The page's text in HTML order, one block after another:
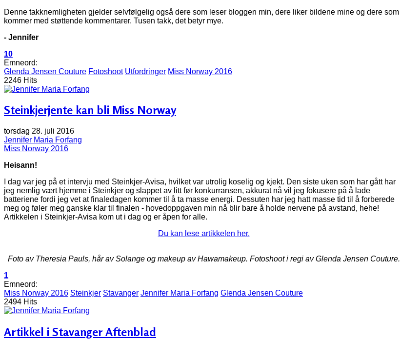
Denne takknemligheten gjelder selvfølgelig også dere som leser bloggen min, dere liker bildene mine og dere som
kommer med støttende kommentarer. Tusen takk, det betyr mye.
- Jennifer
10
Emneord:
Glenda Jensen Couture Fotoshoot Utfordringer Miss Norway 2016
2246 Hits
Steinkjerjente kan bli Miss Norway
torsdag 28. juli 2016
Jennifer Maria Forfang
Miss Norway 2016
Heisann!
I dag var jeg på et intervju med Steinkjer-Avisa, hvilket var utrolig koselig og kjekt. Den siste uken som har gått har
jeg nemlig vært hjemme i Steinkjer og slappet av litt før konkurransen, akkurat nå vil jeg fokusere på å lade
batteriene fordi jeg vet at finaledagen kommer til å ta masse energi. Dessuten har jeg hatt masse tid til å forberede
meg og føler meg ganske klar til finalen - hovedoppgaven min nå blir bare å holde nervene på avstand, hehe!
Artikkelen i Steinkjer-Avisa kom ut i dag og er åpen for alle.
Du kan lese artikkelen her.
Foto av Theresia Pauls, hår av Solange og makeup av Hawamakeup. Fotoshoot i regi av Glenda Jensen Couture.
1
Emneord:
Miss Norway 2016 Steinkjer Stavanger Jennifer Maria Forfang Glenda Jensen Couture
2494 Hits
Artikkel i Stavanger Aftenblad